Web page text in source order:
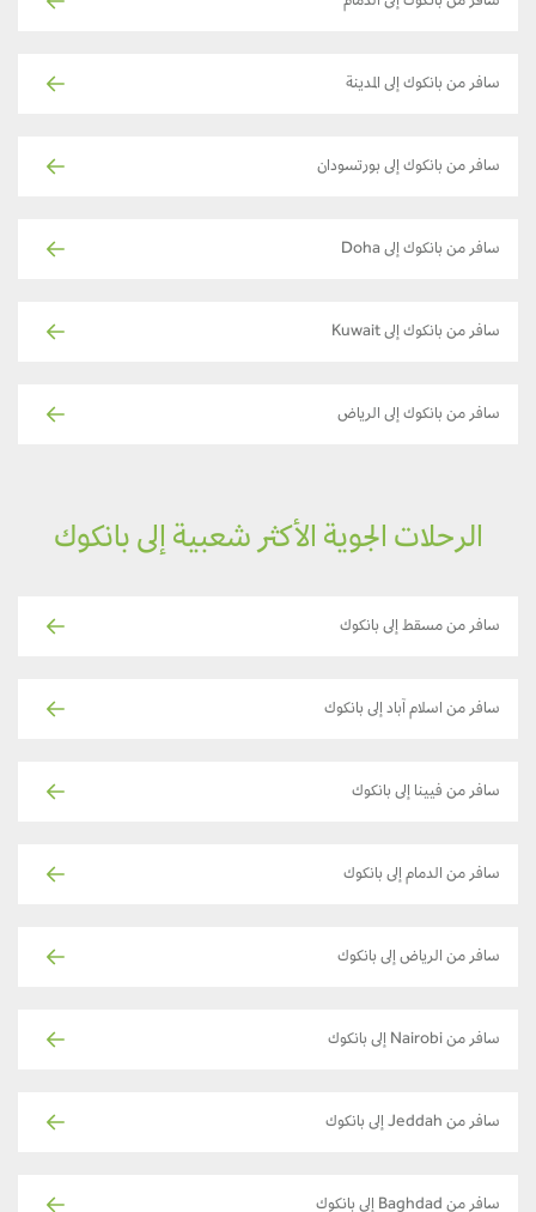
سافر من بانكوك إلى المدينة
سافر من بانكوك إلى بورتسودان
سافر من بانكوك إلى Doha
سافر من بانكوك إلى Kuwait
سافر من بانكوك إلى الرياض
الرحلات الجوية الأكثر شعبية إلى بانكوك
سافر من مسقط إلى بانكوك
سافر من اسلام آباد إلى بانكوك
سافر من فيينا إلى بانكوك
سافر من الدمام إلى بانكوك
سافر من الرياض إلى بانكوك
سافر من Nairobi إلى بانكوك
سافر من Jeddah إلى بانكوك
سافر من Baghdad إلى بانكوك